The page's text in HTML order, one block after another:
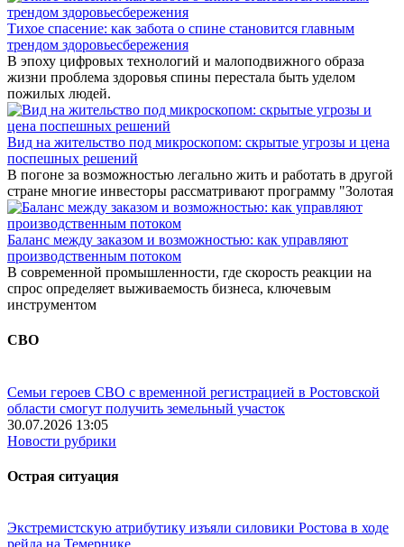
Тихое спасение: как забота о спине становится главным
трендом здоровьесбережения
В эпоху цифровых технологий и малоподвижного образа
жизни проблема здоровья спины перестала быть уделом
пожилых людей.
Вид на жительство под микроскопом: скрытые угрозы и цена
поспешных решений
В погоне за возможностью легально жить и работать в другой
стране многие инвесторы рассматривают программу "Золотая
Баланс между заказом и возможностью: как управляют
производственным потоком
В современной промышленности, где скорость реакции на
спрос определяет выживаемость бизнеса, ключевым
инструментом
СВО
Семьи героев СВО с временной регистрацией в Ростовской
области смогут получить земельный участок
30.07.2026 13:05
Новости рубрики
Острая ситуация
Экстремистскую атрибутику изъяли силовики Ростова в ходе